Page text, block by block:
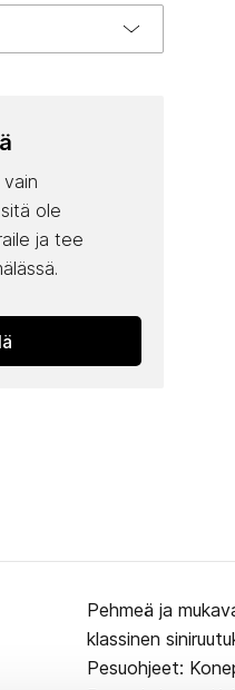
ole
ja tee
Pehmeä ja
klassinen
Pesuohjeet: